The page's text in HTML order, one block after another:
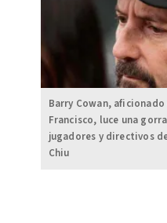
Barry Cowan,
Francisco, luce una
jugadores y directivos
Chiu